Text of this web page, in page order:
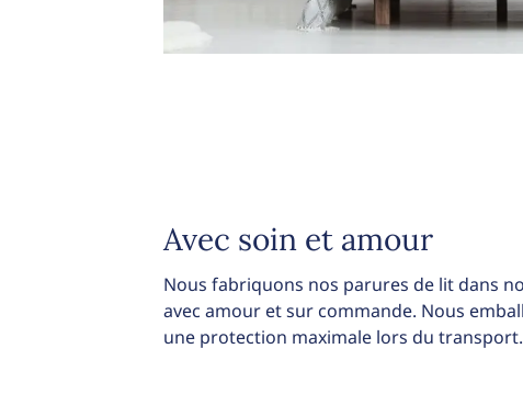
Avec soin et amour
Nous fabriquons nos parures de lit dans
avec amour et sur commande. Nous
une protection maximale lors du transport.